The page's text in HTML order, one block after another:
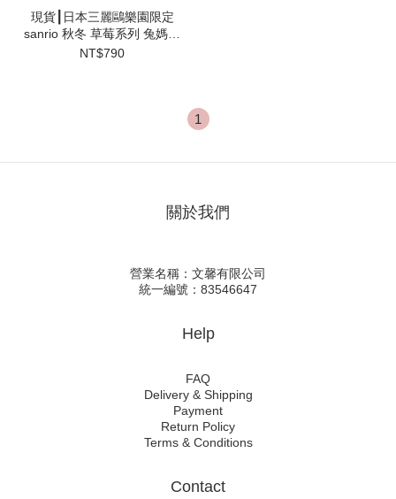
現貨┃日本三麗鷗樂園限定
sanrio 秋冬 草莓系列 兔媽媽
娃娃 吊飾
NT$790
1
關於我們
營業名稱：文馨有限公司
統一編號：83546647
Help
FAQ
Delivery & Shipping
Payment
Return Policy
Terms & Conditions
Contact